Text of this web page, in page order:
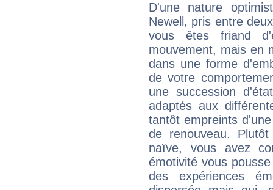
D'une nature
Newell, pris entre
vous êtes friand
mouvement, mais en
dans une forme
de votre
une succession
adaptés aux
tantôt empreints
de renouveau.
naïve, vous avez
émotivité vous
des expériences